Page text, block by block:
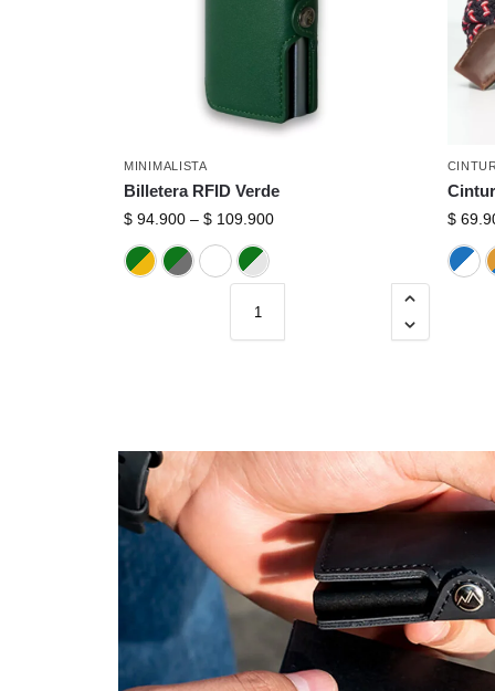
MINIMALISTA
Billetera RFID Verde
$ 94.900 – $ 109.900
Dorado
$